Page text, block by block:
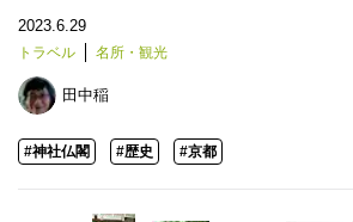
2023.6.29
トラベル 名所・観光
田中稲
#神社仏閣 #歴史 #京都